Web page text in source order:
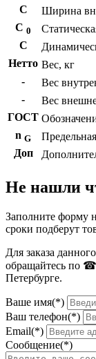
С
Ширина
С 0
C
Нетто Вес, кг
-
Вес
-
Вес
ГОСТ
n G
Доп
Не нашли
Заполните форму
сроки подберут
Для заказа
обращайтесь по ☎
Петербурге.
Ваше имя(*)
Ваш телефон(*)
Email(*)
Сообщение(*)